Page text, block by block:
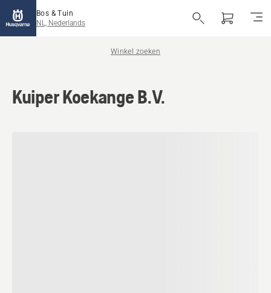
Bos & Tuin
NL, Nederlands
Winkel zoeken
Kuiper Koekange B.V.